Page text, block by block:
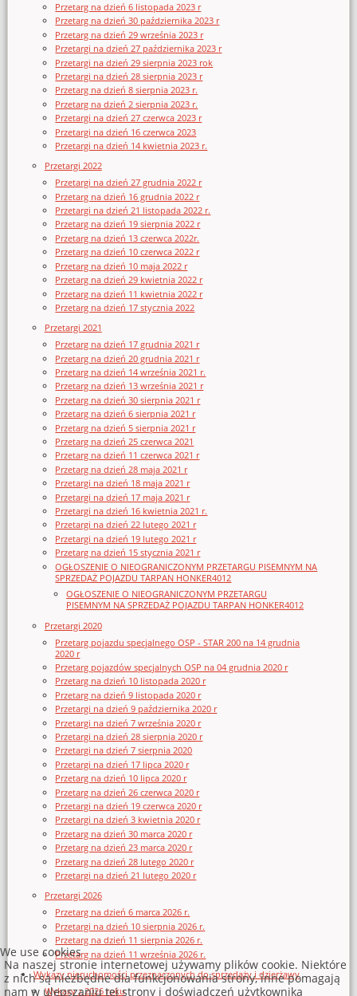
Przetarg na dzień 6 listopada 2023 r
Przetarg na dzień 30 października 2023 r
Przetarg na dzień 29 września 2023 r
Przetargi na dzień 27 października 2023 r
Przetargi na dzień 29 sierpnia 2023 rok
Przetargi na dzień 28 sierpnia 2023 r
Przetarg na dzień 8 sierpnia 2023 r.
Przetarg na dzień 2 sierpnia 2023 r.
Przetargi na dzień 27 czerwca 2023 r
Przetargi na dzień 16 czerwca 2023
Przetargi na dzień 14 kwietnia 2023 r.
Przetargi 2022
Przetargi na dzień 27 grudnia 2022 r
Przetarg na dzień 16 grudnia 2022 r
Przetargi na dzień 21 listopada 2022 r.
Przetarg na dzień 19 sierpnia 2022 r
Przetarg na dzień 13 czerwca 2022r.
Przetarg na dzień 10 czerwca 2022 r
Przetarg na dzień 10 maja 2022 r
Przetarg na dzień 29 kwietnia 2022 r
Przetarg na dzień 11 kwietnia 2022 r
Przetarg na dzień 17 stycznia 2022
Przetargi 2021
Przetarg na dzień 17 grudnia 2021 r
Przetarg na dzień 20 grudnia 2021 r
Przetarg na dzień 14 września 2021 r.
Przetarg na dzień 13 września 2021 r
Przetarg na dzień 30 sierpnia 2021 r
Przetarg na dzień 6 sierpnia 2021 r
Przetarg na dzień 5 sierpnia 2021 r
Przetarg na dzień 25 czerwca 2021
Przetarg na dzień 11 czerwca 2021 r
Przetarg na dzień 28 maja 2021 r
Przetargi na dzień 18 maja 2021 r
Przetargi na dzień 17 maja 2021 r
Przetargi na dzień 16 kwietnia 2021 r.
Przetargi na dzień 22 lutego 2021 r
Przetargi na dzień 19 lutego 2021 r
Przetarg na dzień 15 stycznia 2021 r
OGŁOSZENIE O NIEOGRANICZONYM PRZETARGU PISEMNYM NA
SPRZEDAŻ POJAZDU TARPAN HONKER4012
OGŁOSZENIE O NIEOGRANICZONYM PRZETARGU
PISEMNYM NA SPRZEDAŻ POJAZDU TARPAN HONKER4012
Przetargi 2020
Przetarg pojazdu specjalnego OSP - STAR 200 na 14 grudnia
2020 r
Przetarg pojazdów specjalnych OSP na 04 grudnia 2020 r
Przetarg na dzień 10 listopada 2020 r
Przetarg na dzień 9 listopada 2020 r
Przetargi na dzień 9 października 2020 r
Przetargi na dzień 7 września 2020 r
Przetargi na dzień 28 sierpnia 2020 r
Przetargi na dzień 7 sierpnia 2020
Przetargi na dzień 17 lipca 2020 r
Przetarg na dzień 10 lipca 2020 r
Przetarg na dzień 26 czerwca 2020 r
Przetargi na dzień 19 czerwca 2020 r
Przetargi na dzień 3 kwietnia 2020 r
Przetarg na dzień 30 marca 2020 r
Przetarg na dzień 23 marca 2020 r
Przetarg na dzień 28 lutego 2020 r
Przetargi na dzień 21 lutego 2020 r
Przetargi 2026
Przetarg na dzień 6 marca 2026 r.
Przetargi na dzień 10 sierpnia 2026 r.
Przetarg na dzień 11 sierpnia 2026 r.
Przetarg na dzień 11 września 2026 r.
Wykazy nieruchomości przeznaczonych do sprzedaży i dzierżawy
Wykazy z 2026 roku
We use cookies
Na naszej stronie internetowej używamy plików cookie. Niektóre
z nich są niezbędne dla funkcjonowania strony, inne pomagają
nam w ulepszaniu tej strony i doświadczeń użytkownika